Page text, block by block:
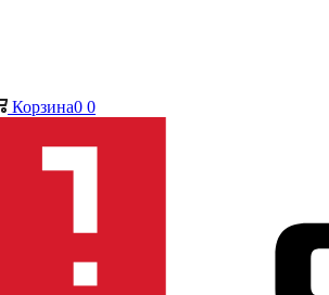
Корзина0 0